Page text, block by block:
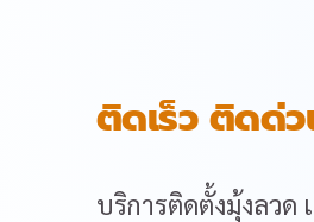
ติดเร็ว ติดด่
บริการติดตั้งมุ้งลวด